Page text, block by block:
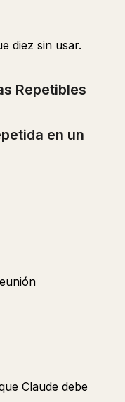
diez sin usar.
Repetibles
en un
Claude debe